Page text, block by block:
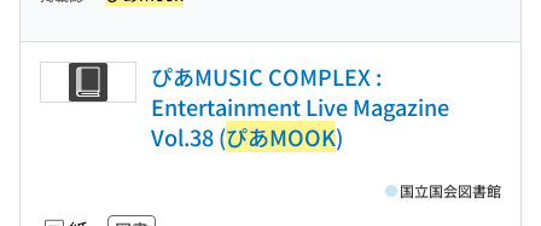
ぴあMUSIC COMPLEX :
Entertainment Live Magazine
Vol.38 (ぴあMOOK)
国立国会図書館